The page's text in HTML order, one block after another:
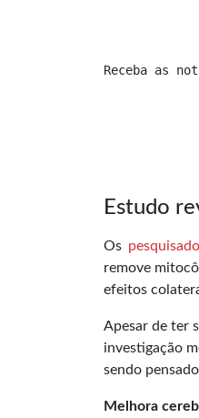
Receba as
Estudo
Os
remove
efeitos
Apesar de ter
investigação
sendo
Melhora